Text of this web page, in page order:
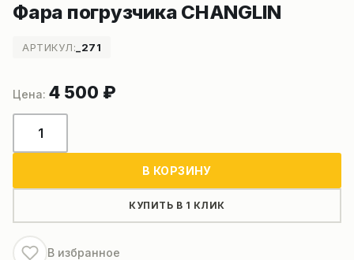
Фара погрузчика CHANGLIN
АРТИКУЛ: _271
4 500 ₽
товара
В КОРЗИНУ
КУПИТЬ В 1 КЛИК
В избранное